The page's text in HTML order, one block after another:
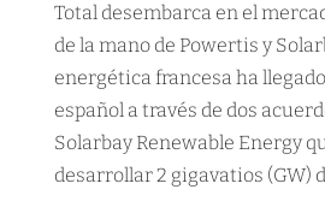
Total desembarca en el
de la mano de Powertis y
energética francesa ha
español a través de dos
Solarbay Renewable Energy
desarrollar 2 gigavatios (GW)